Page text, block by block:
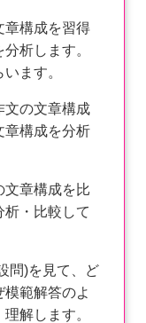
構成を習得
析します。
ます。
の文章構成
章構成を分析
章構成を比
・比較して
問)を見て、ど
範解答のよ
解します。